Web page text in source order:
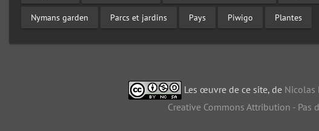
Nymans garden Parcs et jardins Pays Piwigo Plantes
Les œuvre de ce site, de Nicolas
Creative Commons Attribution -